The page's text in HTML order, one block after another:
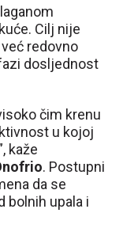
Cilj nije
redovno
dosljednost
čim krenu
u kojoj
kaže
. Postupni
da se
bolnih upala i